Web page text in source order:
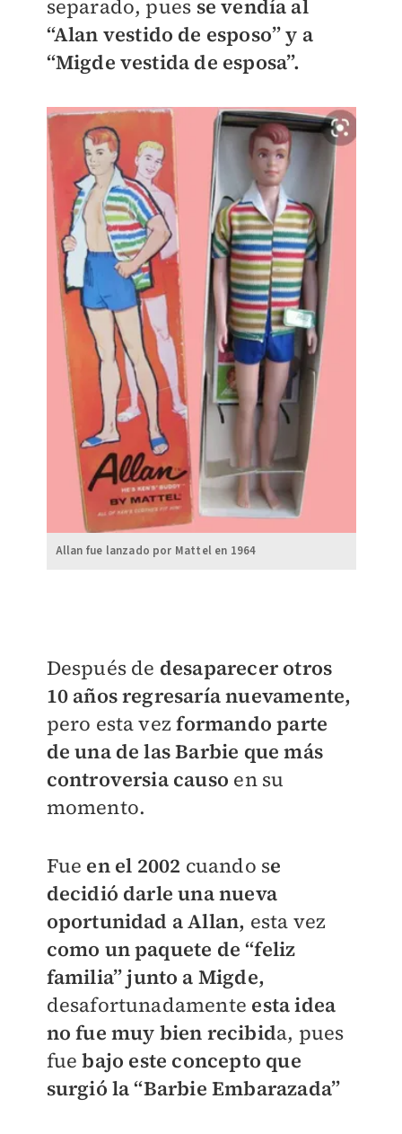
separado, pues se vendía al
“Alan vestido de esposo” y a
“Migde vestida de esposa”.
Allan fue lanzado por Mattel en 1964
Después de desaparecer otros
10 años regresaría nuevamente,
pero esta vezformando parte
de una de las Barbie que más
controversia causo en su
momento.
Fue en el 2002 cuando se
decidió darle una nueva
oportunidad a Allan, esta vez
como un paquete de “feliz
familia” junto a Migde,
desafortunadamente esta idea
no fue muy bien recibida, pues
fuebajo este concepto que
surgió la “Barbie Embarazada”